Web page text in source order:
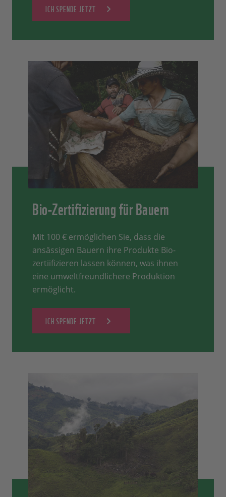
ICH SPENDE JETZT
Bio-Zertifizierung für Bauern
Mit 100 € ermöglichen Sie, dass die
ansässigen Bauern ihre Produkte Bio-
zertiifizieren lassen können, was ihnen
eine umweltfreundlichere Produktion
ermöglicht.
ICH SPENDE JETZT